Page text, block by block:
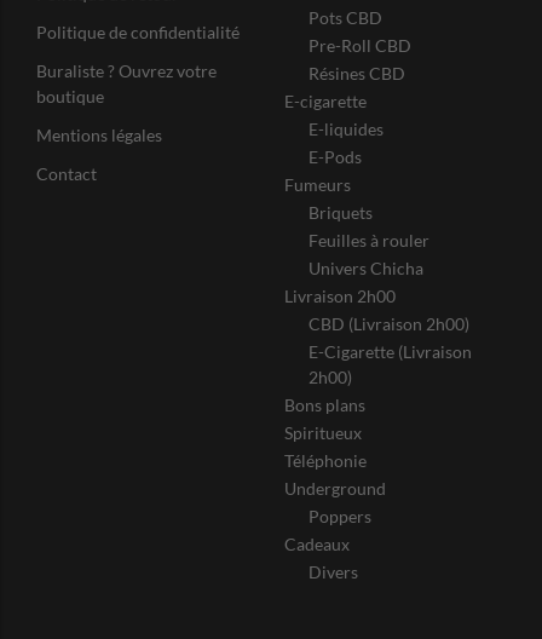
Politique de confidentialité
Buraliste ? Ouvrez votre
boutique
Mentions légales
Contact
Pots CBD
Pre-Roll CBD
Résines CBD
E-cigarette
E-liquides
E-Pods
Fumeurs
Briquets
Feuilles à rouler
Univers Chicha
Livraison 2h00
CBD (Livraison 2h00)
E-Cigarette (Livraison
2h00)
Bons plans
Spiritueux
Téléphonie
Underground
Poppers
Cadeaux
Divers